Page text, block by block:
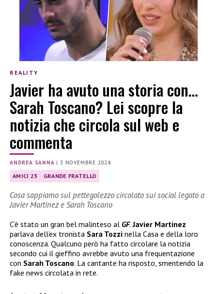
REALITY
Javier ha avuto una storia con…
Sarah Toscano? Lei scopre la
notizia che circola sul web e
commenta
ANDREA SANNA |3 NOVEMBRE 2024
AMICI 23 GRANDE FRATELLO
Cosa sappiamo sul pettegolezzo circolato sui social legato a
Javier Martinez e Sarah Toscano
C’è stato un gran bel malinteso al GF.Javier Martinez
parlava dell’ex tronista Sara Tozzi nella Casa e della loro
conoscenza. Qualcuno però ha fatto circolare la notizia
secondo cui il gieffino avrebbe avuto una frequentazione
con Sarah Toscano. La cantante ha risposto, smentendo la
fake news circolata in rete.